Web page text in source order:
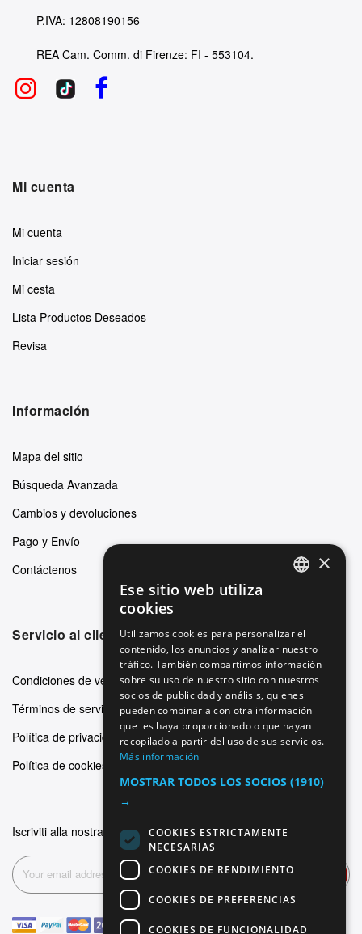
P.IVA: 12808190156
REA Cam. Comm. di Firenze: FI - 553104.
Mi cuenta
Mi cuenta
Iniciar sesión
Mi cesta
Lista Productos Deseados
Revisa
Información
Mapa del sitio
Búsqueda Avanzada
Cambios y devoluciones
Pago y Envío
Contáctenos
Servicio al cliente
Condiciones de venta
Términos de servicio
Política de privacidad
Política de cookies
Iscriviti alla nostra newsletter
Suscribirse
ITALIAN
SPANISH
FRENCH
×
Ese sitio web utiliza
cookies
Utilizamos cookies para personalizar el
contenido, los anuncios y analizar nuestro
tráfico. También compartimos información
sobre su uso de nuestro sitio con nuestros
socios de publicidad y análisis, quienes
pueden combinarla con otra información
que les haya proporcionado o que hayan
recopilado a partir del uso de sus servicios.
Más información
MOSTRAR TODOS LOS SOCIOS (1910)
→
COOKIES ESTRICTAMENTE
NECESARIAS
COOKIES DE RENDIMIENTO
COOKIES DE PREFERENCIAS
COOKIES DE FUNCIONALIDAD